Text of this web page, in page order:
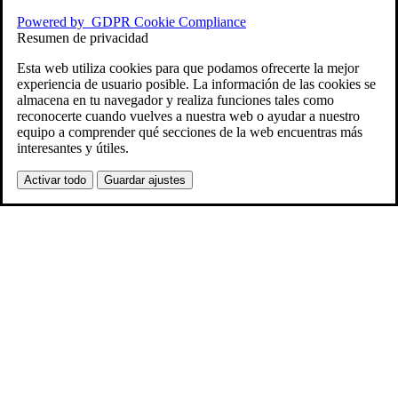
Powered by GDPR Cookie Compliance
Resumen de privacidad
Esta web utiliza cookies para que podamos ofrecerte la mejor
experiencia de usuario posible. La información de las cookies se
almacena en tu navegador y realiza funciones tales como
reconocerte cuando vuelves a nuestra web o ayudar a nuestro
equipo a comprender qué secciones de la web encuentras más
interesantes y útiles.
Activar todo Guardar ajustes